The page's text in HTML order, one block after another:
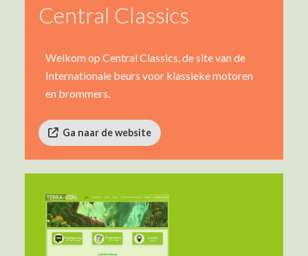
Central Classics
Welkom op Central Classics, de site van de
Internationale beurs voor klassieke motoren
en brommers.
Ga naar de website